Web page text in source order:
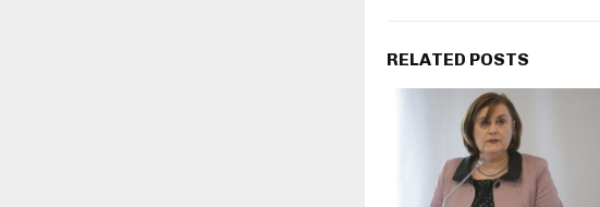
RELATED POSTS